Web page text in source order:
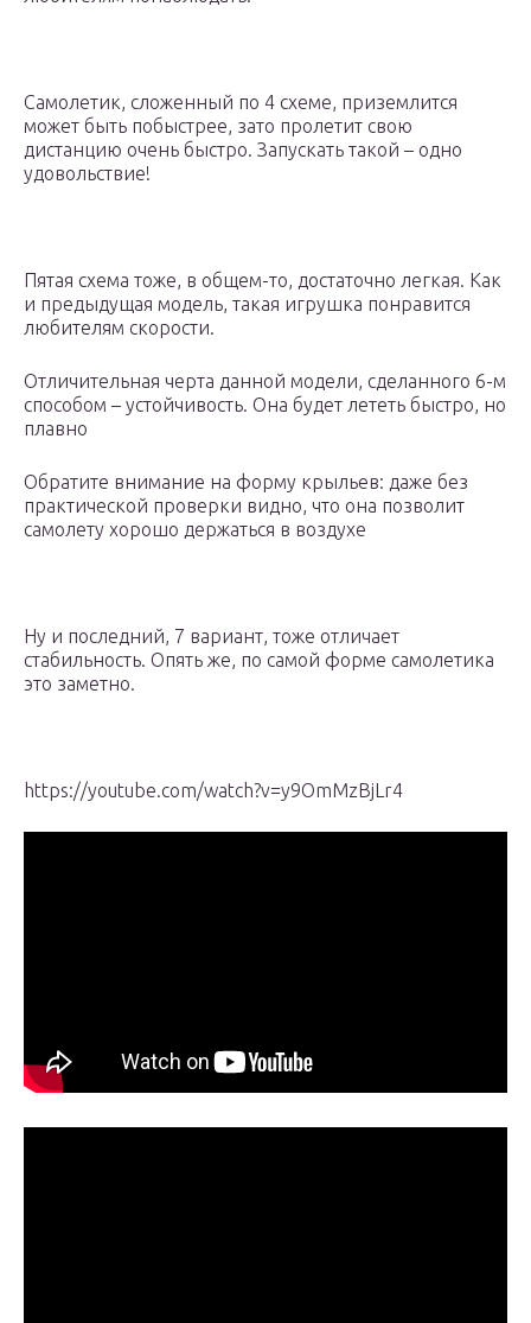
Самолетик, сложенный по 4 схеме, приземлится
может быть побыстрее, зато пролетит свою
дистанцию очень быстро. Запускать такой – одно
удовольствие!
Пятая схема тоже, в общем-то, достаточно легкая. Как
и предыдущая модель, такая игрушка понравится
любителям скорости.
Отличительная черта данной модели, сделанного 6-м
способом – устойчивость. Она будет лететь быстро, но
плавно
Обратите внимание на форму крыльев: даже без
практической проверки видно, что она позволит
самолету хорошо держаться в воздухе
Ну и последний, 7 вариант, тоже отличает
стабильность. Опять же, по самой форме самолетика
это заметно.
https://youtube.com/watch?v=y9OmMzBjLr4